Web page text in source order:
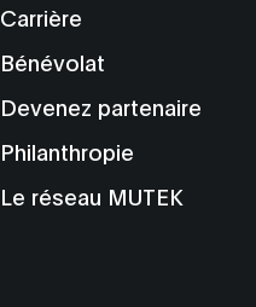
Carrière
Bénévolat
Devenez partenaire
Philanthropie
Le réseau MUTEK